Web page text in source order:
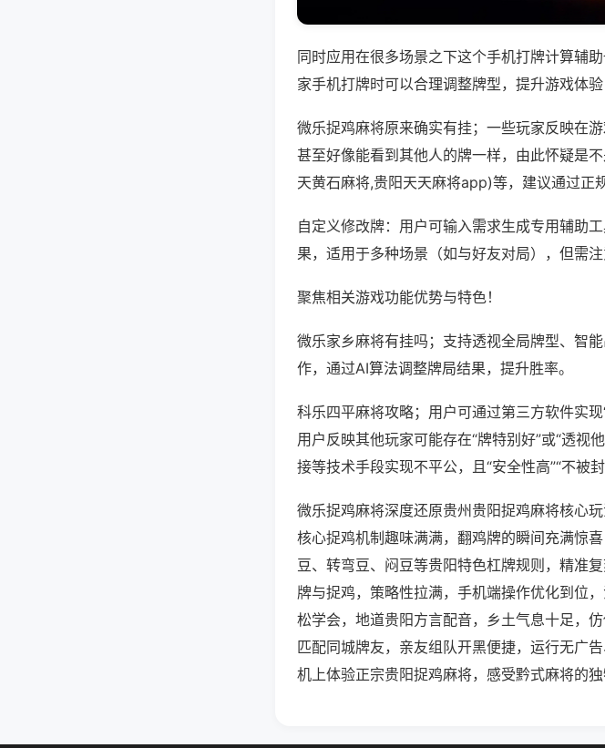
同时应用在很多场景之下这个手机打牌计算辅
家手机打牌时可以合理调整牌型，提升游戏体
微乐捉鸡麻将原来确实有挂；一些玩家反映在
甚至好像能看到其他人的牌一样，由此怀疑是
天黄石麻将,贵阳天天麻将app)等，建议通过正
自定义修改牌：用户可输入需求生成专用辅助
果，适用于多种场景（如与好友对局），但需
聚焦相关游戏功能优势与特色！
微乐家乡麻将有挂吗；支持透视全局牌型、智
作，通过AI算法调整牌局结果，提升胜率。
科乐四平麻将攻略；用户可通过第三方软件实
用户反映其他玩家可能存在“牌特别好”或“透视
接等技术手段实现不平公，且“安全性高”“不被封
微乐捉鸡麻将深度还原贵州贵阳捉鸡麻将核心
核心捉鸡机制趣味满满，翻鸡牌的瞬间充满惊
豆、转弯豆、闷豆等贵阳特色杠牌规则，精准
牌与捉鸡，策略性拉满，手机端操作优化到位
松学会，地道贵阳方言配音，乡土气息十足，
匹配同城牌友，亲友组队开黑便捷，运行无广
机上体验正宗贵阳捉鸡麻将，感受黔式麻将的